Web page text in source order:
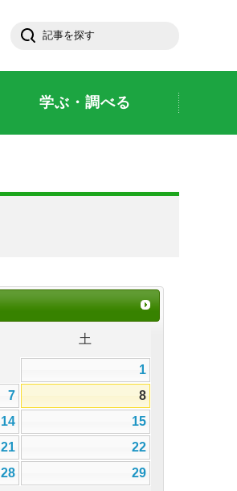
学ぶ・調べる
土
1
7
8
14
15
21
22
28
29